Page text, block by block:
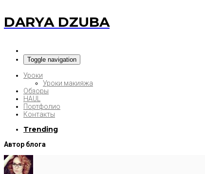
DARYA DZUBA
Toggle navigation
Уроки
Уроки макияжа
Обзоры
HAUL
Портфолио
Контакты
Trending
Автор блога